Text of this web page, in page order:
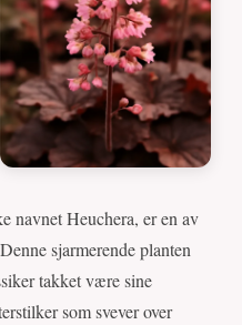
navnet Heuchera, er en av
sjarmerende planten
takket være sine
som svever over